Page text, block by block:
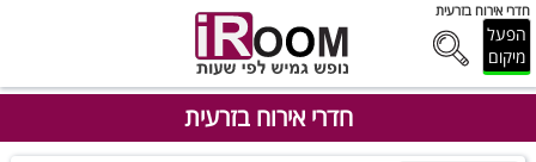
חדרי אירוח בזרעית
הפעל
מיקום
חדרי אירוח בזרעית